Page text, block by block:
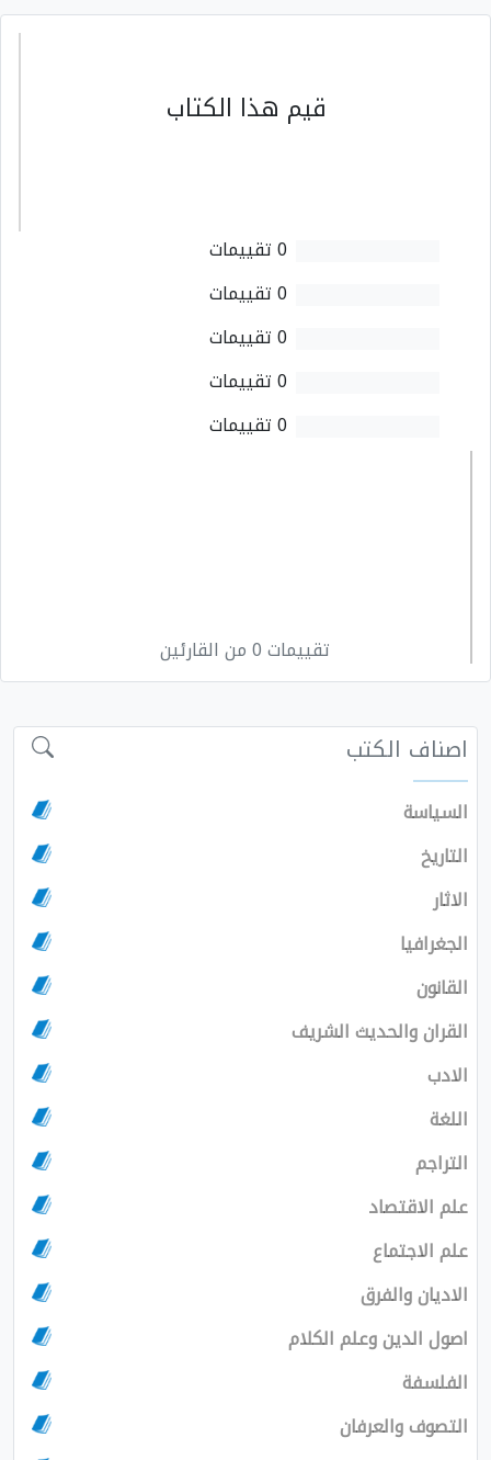
قيم هذا الكتاب
0 تقييمات
0 تقييمات
0 تقييمات
0 تقييمات
0 تقييمات
تقييمات 0 من القارئين
اصناف الكتب
السياسة
التاريخ
الاثار
الجغرافيا
القانون
القران والحديث الشريف
الادب
اللغة
التراجم
علم الاقتصاد
علم الاجتماع
الاديان والفرق
اصول الدين وعلم الكلام
الفلسفة
التصوف والعرفان